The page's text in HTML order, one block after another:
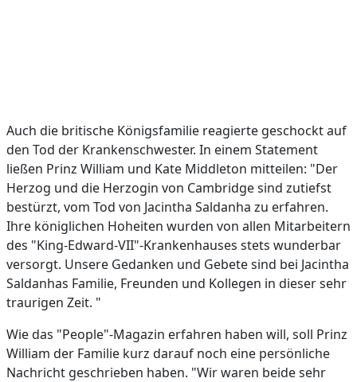
Auch die britische Königsfamilie reagierte geschockt auf
den Tod der Krankenschwester. In einem Statement
ließen Prinz William und Kate Middleton mitteilen: "Der
Herzog und die Herzogin von Cambridge sind zutiefst
bestürzt, vom Tod von Jacintha Saldanha zu erfahren.
Ihre königlichen Hoheiten wurden von allen Mitarbeitern
des "King-Edward-VII"-Krankenhauses stets wunderbar
versorgt. Unsere Gedanken und Gebete sind bei Jacintha
Saldanhas Familie, Freunden und Kollegen in dieser sehr
traurigen Zeit. "
Wie das "People"-Magazin erfahren haben will, soll Prinz
William der Familie kurz darauf noch eine persönliche
Nachricht geschrieben haben. "Wir waren beide sehr